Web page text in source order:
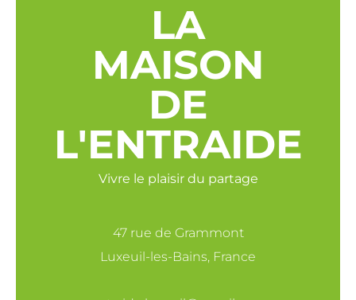
LA
MAISON
DE
L'ENTRAIDE
Vivre le plaisir du partage
47 rue de Grammont
Luxeuil-les-Bains, France